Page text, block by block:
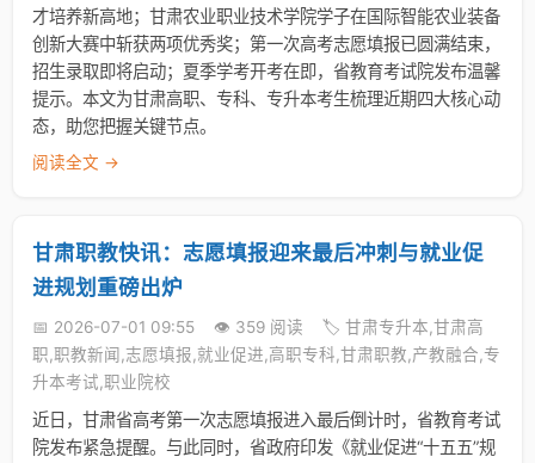
才培养新高地；甘肃农业职业技术学院学子在国际智能农业装备
创新大赛中斩获两项优秀奖；第一次高考志愿填报已圆满结束，
招生录取即将启动；夏季学考开考在即，省教育考试院发布温馨
提示。本文为甘肃高职、专科、专升本考生梳理近期四大核心动
态，助您把握关键节点。
阅读全文 →
甘肃职教快讯：志愿填报迎来最后冲刺与就业促
进规划重磅出炉
📅 2026-07-01 09:55 👁️ 359 阅读
🏷️ 甘肃专升本,甘肃高
职,职教新闻,志愿填报,就业促进,高职专科,甘肃职教,产教融合,专
升本考试,职业院校
近日，甘肃省高考第一次志愿填报进入最后倒计时，省教育考试
院发布紧急提醒。与此同时，省政府印发《就业促进“十五五”规